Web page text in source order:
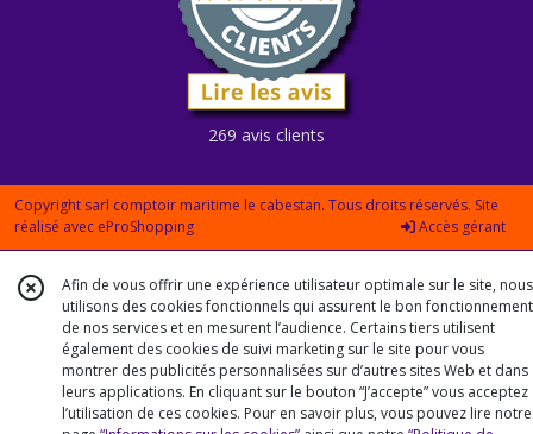
269 avis clients
Copyright sarl comptoir maritime le cabestan. Tous droits réservés. Site
réalisé avec eProShopping Accès gérant
Afin de vous offrir une expérience utilisateur optimale sur le site, nous
utilisons des cookies fonctionnels qui assurent le bon fonctionnement
de nos services et en mesurent l’audience. Certains tiers utilisent
également des cookies de suivi marketing sur le site pour vous
montrer des publicités personnalisées sur d’autres sites Web et dans
leurs applications. En cliquant sur le bouton “J’accepte” vous acceptez
l’utilisation de ces cookies. Pour en savoir plus, vous pouvez lire notre